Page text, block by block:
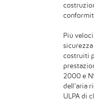
Più
costruiti
2000 e
dell'aria
ULPA di